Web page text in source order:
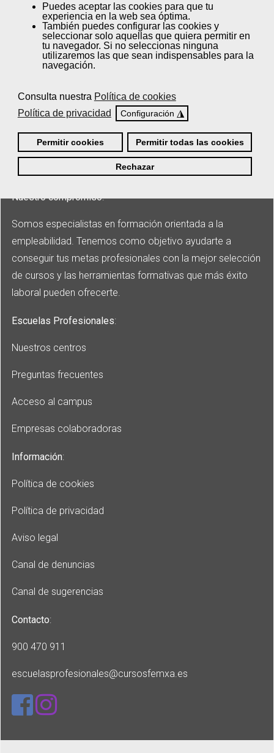
Puedes aceptarlas cookies para que tu
experiencia en la web sea óptima.
También puedes configurarlas cookies y
seleccionar solo aquellas que quiera permitir en
tu navegador. Si no seleccionas ninguna
utilizaremos las que sean indispensables para la
navegación.
Consulta nuestra Política de cookies
Política de privacidad
Configuración ◮
Permitir cookies Permitir todas las cookies
Rechazar
Enviar
Nuestro compromiso:
Somos especialistas en formación orientada a la
empleabilidad. Tenemos como objetivo ayudarte a
conseguir tus metas profesionales con la mejor selección
de cursos y las herramientas formativas que más éxito
laboral pueden ofrecerte.
Escuelas Profesionales:
Nuestros centros
Preguntas frecuentes
Acceso al campus
Empresas colaboradoras
Información:
Política de cookies
Política de privacidad
Aviso legal
Canal de denuncias
Canal de sugerencias
Contacto:
900 470 911
escuelasprofesionales@cursosfemxa.es